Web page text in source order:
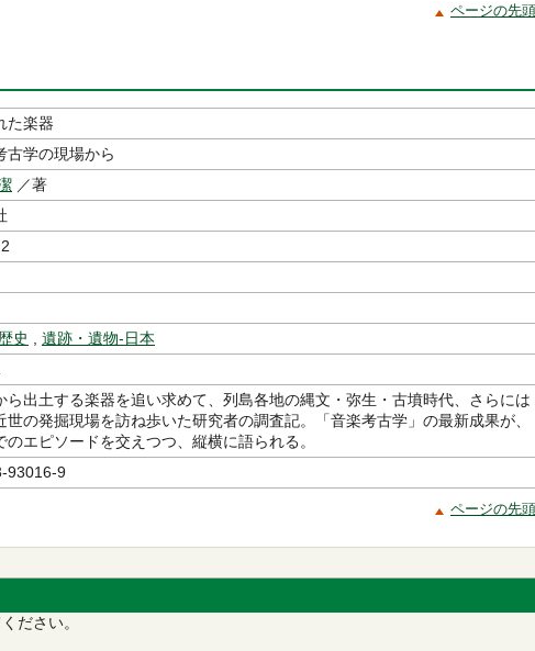
ページの先
た楽器
古学の現場から
／著
史
遺跡・遺物-日本
ら出土する楽器を追い求めて、列島各地の縄文・弥生・古墳時代、さらには
世の発掘現場を訪ね歩いた研究者の調査記。「音楽考古学」の最新成果が、
のエピソードを交えつつ、縦横に語られる。
93016-9
ページの先
ださい。